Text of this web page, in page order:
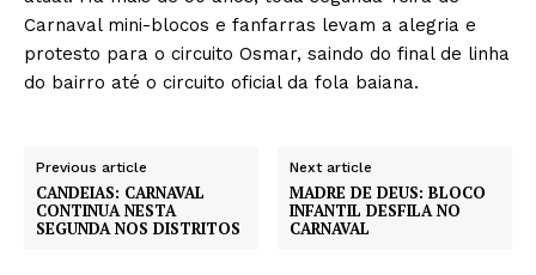
Carnaval mini-blocos e fanfarras levam a alegria e
protesto para o circuito Osmar, saindo do final de linha
do bairro até o circuito oficial da fola baiana.
Previous article
CANDEIAS: CARNAVAL
CONTINUA NESTA
SEGUNDA NOS DISTRITOS
Next article
MADRE DE DEUS: BLOCO
INFANTIL DESFILA NO
CARNAVAL